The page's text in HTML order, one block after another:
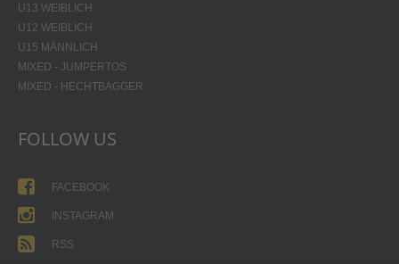
U13 WEIBLICH
U12 WEIBLICH
U15 MÄNNLICH
MIXED - JUMPERTOS
MIXED - HECHTBAGGER
FOLLOW US
FACEBOOK
INSTAGRAM
RSS